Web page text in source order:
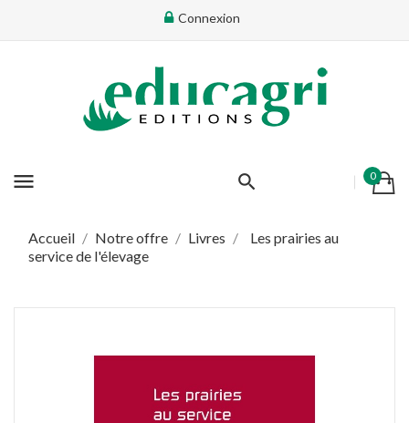
Connexion
menu 0
Accueil Notre offre Livres
Les prairies au
service de l'élevage
×
Vous devez être connecté pour ajouter des produits dans
votre liste d'envie
Connectez-vous